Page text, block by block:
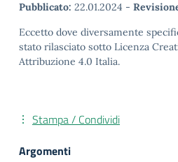
Pubblicato: 22.01.2024 -
Eccetto dove diversamente
stato rilasciato sotto Licenza
Attribuzione 4.0 Italia.
Stampa / Condividi
Argomenti